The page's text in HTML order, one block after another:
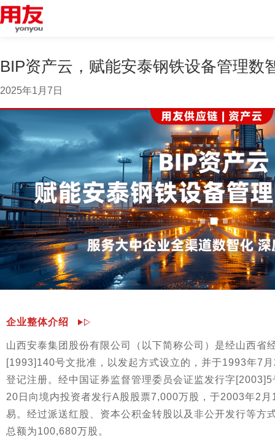
BIP资产云，赋能安泰钢铁设备管理数
2025年1月7日
企业整体介绍
山西安泰集团股份有限公司（以下简称公司）是经山西省
[1993]140号文批准，以发起方式设立的，并于1993年7
登记注册。经中国证券监督管理委员会证监发行字
20日向境内投资者发行A股股票7,000万股，于2003年2
易。经过派送红股、资本公积金转股以及非公开发行等方
总额为100,680万股。